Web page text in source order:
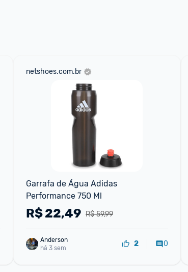
netshoes.com.br
Garrafa de Água Adidas
Performance 750 Ml
R$ 59,99
R$22,49
Anderson
há 3 sem
2 0